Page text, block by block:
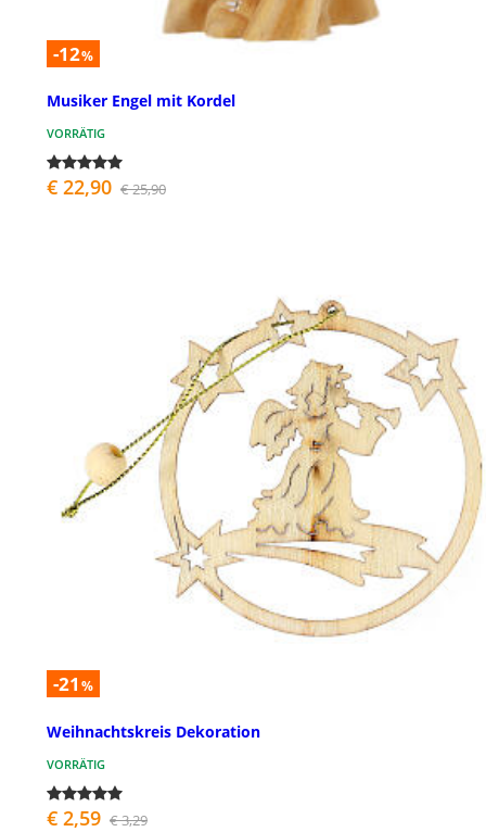
-12%
Musiker Engel mit Kordel
VORRÄTIG
€ 22,90 € 25,90
-21 %
Weihnachtskreis Dekoration
VORRÄTIG
€ 2,59 € 3,29